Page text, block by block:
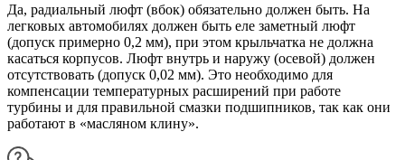
Да, радиальный люфт (вбок) обязательно должен быть. На
легковых автомобилях должен быть еле заметный люфт
(допуск примерно 0,2 мм), при этом крыльчатка не должна
касаться корпусов. Люфт внутрь и наружу (осевой) должен
отсутствовать (допуск 0,02 мм). Это необходимо для
компенсации температурных расширений при работе
турбины и для правильной смазки подшипников, так как они
работают в «масляном клину».